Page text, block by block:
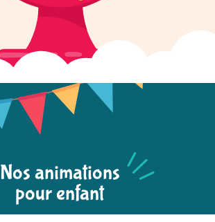
Nos animations
pour enfant